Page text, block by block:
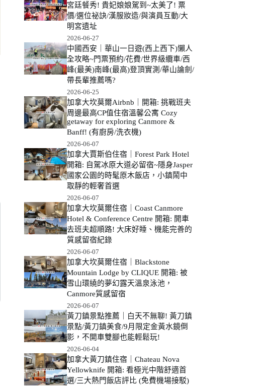
宮廷餐秀! 貴妃娘娘駕到~太美了! 票
價/選位祕訣/漢服妝造/與演員互動/大
明宮遺址
2026-06-27
中國西安｜華山一日遊(西上西下)懶人
全攻略~門票預約/花費/世界級纜車/西
峰(最美)南峰(最高)登頂實測/華山論劍/
帶長輩推薦嗎?
2026-06-25
加拿大坎莫爾Airbnb｜開箱: 挑戰班夫
周邊最高CP值住宿溫馨公寓 Cozy
getaway for exploring Canmore &
Banff! (有廚房/洗衣機)
2026-06-07
加拿大賈斯伯住宿｜Forest Park Hotel
開箱: 自駕冰原大道必留宿~隱身Jasper
國家公園的時髦原木飯店，小鎮鬧中
取靜的輕奢首選
2026-06-07
加拿大坎莫爾住宿｜Coast Canmore
Hotel & Conference Centre 開箱: 開車
去班夫超順路! 大床好睡、機能完善的
質感留宿紀錄
2026-06-07
加拿大坎莫爾住宿｜Blackstone
Mountain Lodge by CLIQUE 開箱: 被
雪山環繞的夢幻露天溫泉泳池，
Canmore質感留宿
2026-06-07
黃刀鎮景點推薦｜白天不無聊! 黃刀鎮
景點/黃刀鎮美食/9月限定金黃水鏡倒
影，不開車雙腳也能輕鬆玩!
2026-06-04
加拿大黃刀鎮住宿｜Chateau Nova
Yellowknife 開箱: 看極光中階舒適首
選/三大熱門飯店評比 (免費機場接駁)